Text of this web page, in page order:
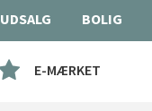
UDSALG BOLIG
E-MÆRKET